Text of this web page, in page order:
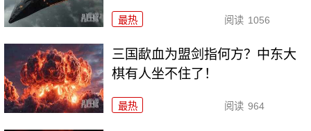
最热 阅读 1056
三国歃血为盟剑指何方？中东大
棋有人坐不住了！
最热 阅读 964